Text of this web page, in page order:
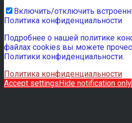
Включить/отключить
Политика конфиденциальности
Подробнее о нашей политике
файлах cookies вы можете
Политики конфиденциальности.
Политика конфиденциальности
Accept settings Hide notification only